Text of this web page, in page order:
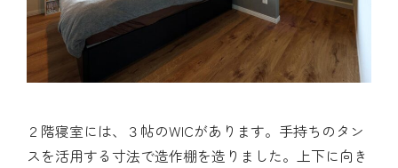
２階寝室には、３帖のWICがあります。手持ちのタン
スを活用する寸法で造作棚を造りました。上下に向き